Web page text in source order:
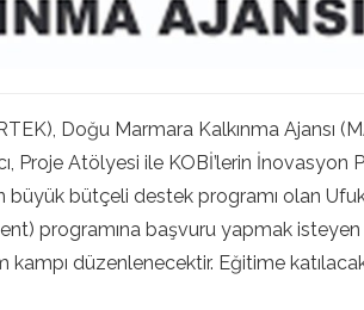
Doğu Marmara Kalkınma Ajansı
Proje Atölyesi ile KOBİ’lerin
büyük bütçeli destek programı olan
programına başvuru yapmak
kampı düzenlenecektir. Eğitime